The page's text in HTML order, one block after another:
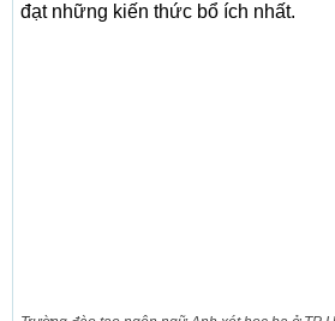
đạt những kiến thức bổ ích nhất.